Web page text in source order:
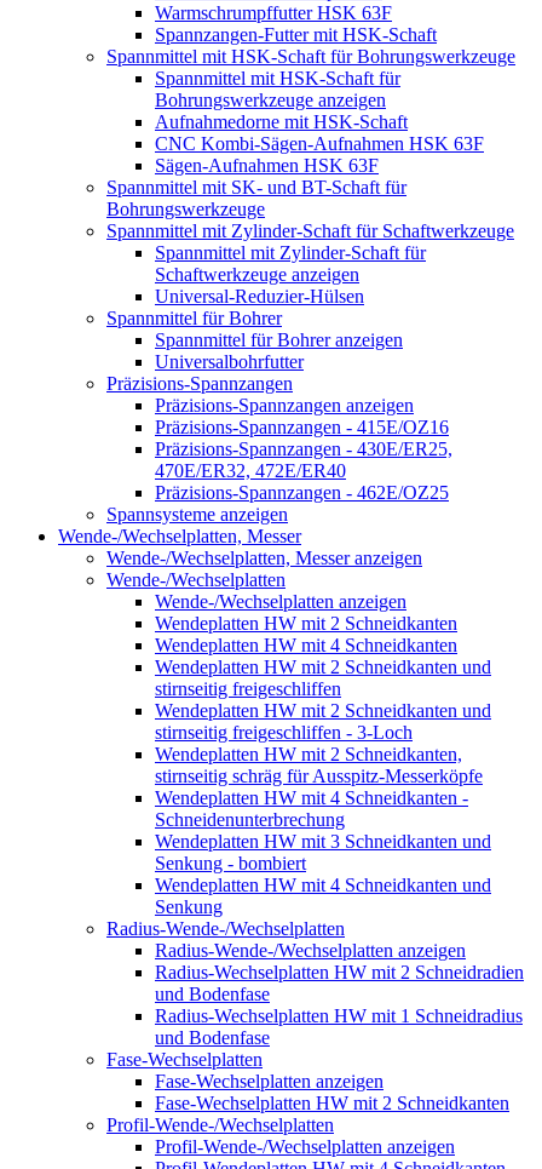
Warmschrumpffutter HSK 63F
Spannzangen-Futter mit HSK-Schaft
Spannmittel mit HSK-Schaft für Bohrungswerkzeuge
Spannmittel mit HSK-Schaft für
Bohrungswerkzeuge anzeigen
Aufnahmedorne mit HSK-Schaft
CNC Kombi-Sägen-Aufnahmen HSK 63F
Sägen-Aufnahmen HSK 63F
Spannmittel mit SK- und BT-Schaft für
Bohrungswerkzeuge
Spannmittel mit Zylinder-Schaft für Schaftwerkzeuge
Spannmittel mit Zylinder-Schaft für
Schaftwerkzeuge anzeigen
Universal-Reduzier-Hülsen
Spannmittel für Bohrer
Spannmittel für Bohrer anzeigen
Universalbohrfutter
Präzisions-Spannzangen
Präzisions-Spannzangen anzeigen
Präzisions-Spannzangen - 415E/OZ16
Präzisions-Spannzangen - 430E/ER25,
470E/ER32, 472E/ER40
Präzisions-Spannzangen - 462E/OZ25
Spannsysteme anzeigen
Wende-/Wechselplatten, Messer
Wende-/Wechselplatten, Messer anzeigen
Wende-/Wechselplatten
Wende-/Wechselplatten anzeigen
Wendeplatten HW mit 2 Schneidkanten
Wendeplatten HW mit 4 Schneidkanten
Wendeplatten HW mit 2 Schneidkanten und
stirnseitig freigeschliffen
Wendeplatten HW mit 2 Schneidkanten und
stirnseitig freigeschliffen - 3-Loch
Wendeplatten HW mit 2 Schneidkanten,
stirnseitig schräg für Ausspitz-Messerköpfe
Wendeplatten HW mit 4 Schneidkanten -
Schneidenunterbrechung
Wendeplatten HW mit 3 Schneidkanten und
Senkung - bombiert
Wendeplatten HW mit 4 Schneidkanten und
Senkung
Radius-Wende-/Wechselplatten
Radius-Wende-/Wechselplatten anzeigen
Radius-Wechselplatten HW mit 2 Schneidradien
und Bodenfase
Radius-Wechselplatten HW mit 1 Schneidradius
und Bodenfase
Fase-Wechselplatten
Fase-Wechselplatten anzeigen
Fase-Wechselplatten HW mit 2 Schneidkanten
Profil-Wende-/Wechselplatten
Profil-Wende-/Wechselplatten anzeigen